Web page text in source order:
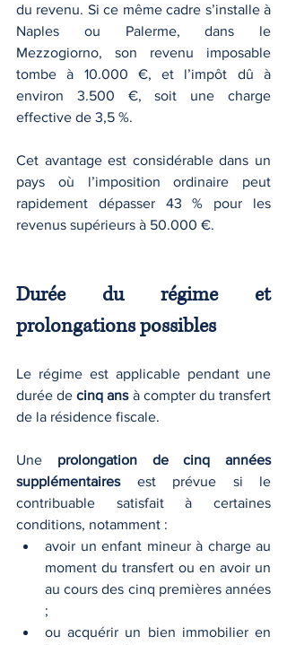
du revenu. Si ce même cadre s’installe à
Naples ou Palerme, dans le
Mezzogiorno, son revenu imposable
tombe à 10.000 €, et l’impôt dû à
environ 3.500 €, soit une charge
effective de 3,5 %.
Cet avantage est considérable dans un
pays où l’imposition ordinaire peut
rapidement dépasser 43 % pour les
revenus supérieurs à 50.000 €.
Durée du régime et
prolongations possibles
Le régime est applicable pendant une
durée de cinq ans à compter du transfert
de la résidence fiscale.
Une prolongation de cinq années
supplémentaires est prévue si le
contribuable satisfait à certaines
conditions, notamment :
avoir un enfant mineur à charge au
moment du transfert ou en avoir un
au cours des cinq premières années
;
ou acquérir un bien immobilier en